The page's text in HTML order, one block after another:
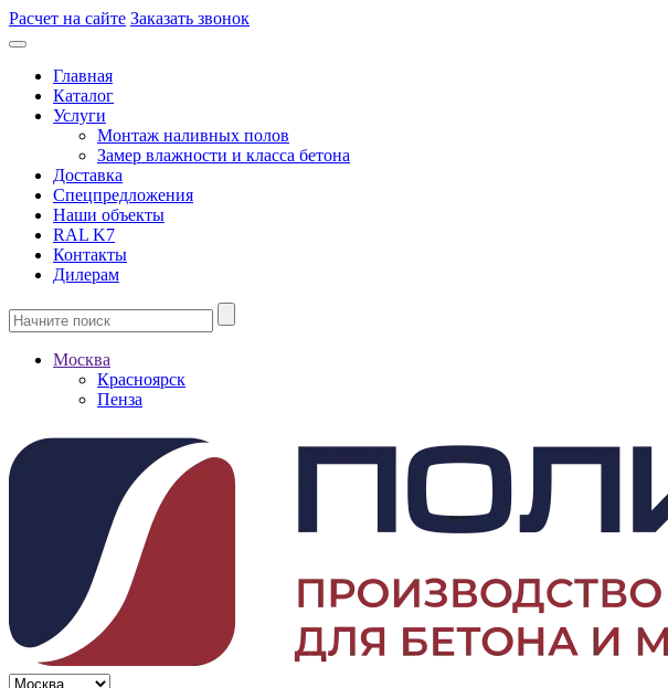
Расчет на сайте Заказать звонок
Главная
Каталог
Услуги
Монтаж наливных полов
Замер влажности и класса бетона
Доставка
Спецпредложения
Наши объекты
RAL K7
Контакты
Дилерам
Москва
Красноярск
Пенза